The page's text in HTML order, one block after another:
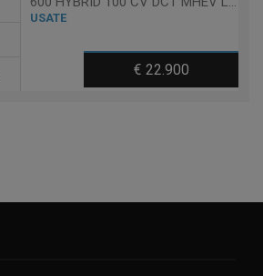
USATE
€ 22.900